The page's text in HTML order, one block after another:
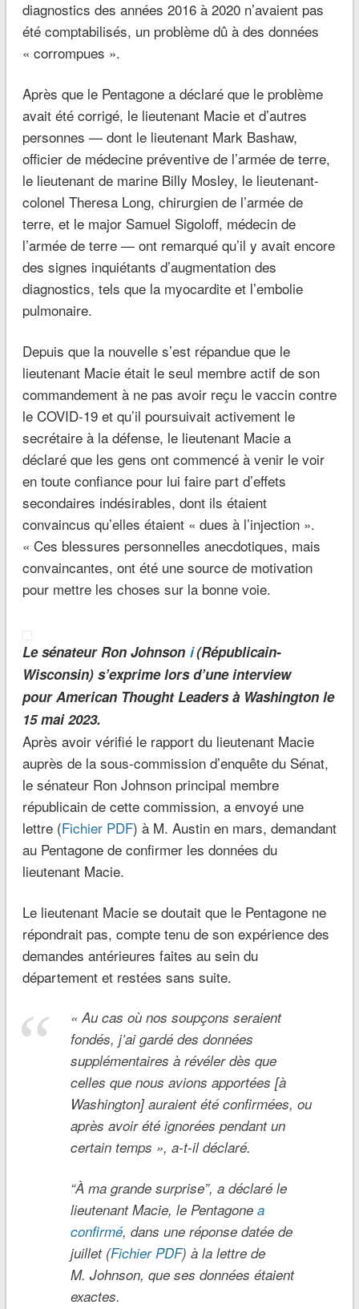
diagnostics des années 2016 à 2020 n’avaient pas
été comptabilisés, un problème dû à des données
« corrompues ».
Après que le Pentagone a déclaré que le problème
avait été corrigé, le lieutenant Macie et d’autres
personnes — dont le lieutenant Mark Bashaw,
officier de médecine préventive de l’armée de terre,
le lieutenant de marine Billy Mosley, le lieutenant-
colonel Theresa Long, chirurgien de l’armée de
terre, et le major Samuel Sigoloff, médecin de
l’armée de terre — ont remarqué qu’il y avait encore
des signes inquiétants d’augmentation des
diagnostics, tels que la myocardite et l’embolie
pulmonaire.
Depuis que la nouvelle s’est répandue que le
lieutenant Macie était le seul membre actif de son
commandement à ne pas avoir reçu le vaccin contre
le COVID-19 et qu’il poursuivait activement le
secrétaire à la défense, le lieutenant Macie a
déclaré que les gens ont commencé à venir le voir
en toute confiance pour lui faire part d’effets
secondaires indésirables, dont ils étaient
convaincus qu’elles étaient « dues à l’injection ».
« Ces blessures personnelles anecdotiques, mais
convaincantes, ont été une source de motivation
pour mettre les choses sur la bonne voie.
Le sénateur Ron Johnson ℹ️(Républicain-
Wisconsin) s’exprime lors d’une interview
pour American Thought Leaders à Washington le
15 mai 2023.
Après avoir vérifié le rapport du lieutenant Macie
auprès de la sous-commission d’enquête du Sénat,
le sénateur Ron Johnson principal membre
républicain de cette commission, a envoyé une
lettre (Fichier PDF) à M. Austin en mars, demandant
au Pentagone de confirmer les données du
lieutenant Macie.
Le lieutenant Macie se doutait que le Pentagone ne
répondrait pas, compte tenu de son expérience des
demandes antérieures faites au sein du
département et restées sans suite.
«Au cas où nos soupçons seraient
fondés, j’ai gardé des données
supplémentaires à révéler dès que
celles que nous avions apportées [à
Washington] auraient été confirmées, ou
après avoir été ignorées pendant un
certain temps », a-t-il déclaré.
“À ma grande surprise”, a déclaré le
lieutenant Macie, le Pentagone a
confirmé, dans une réponse datée de
juillet (Fichier PDF) à la lettre de
M. Johnson, que ses données étaient
exactes.